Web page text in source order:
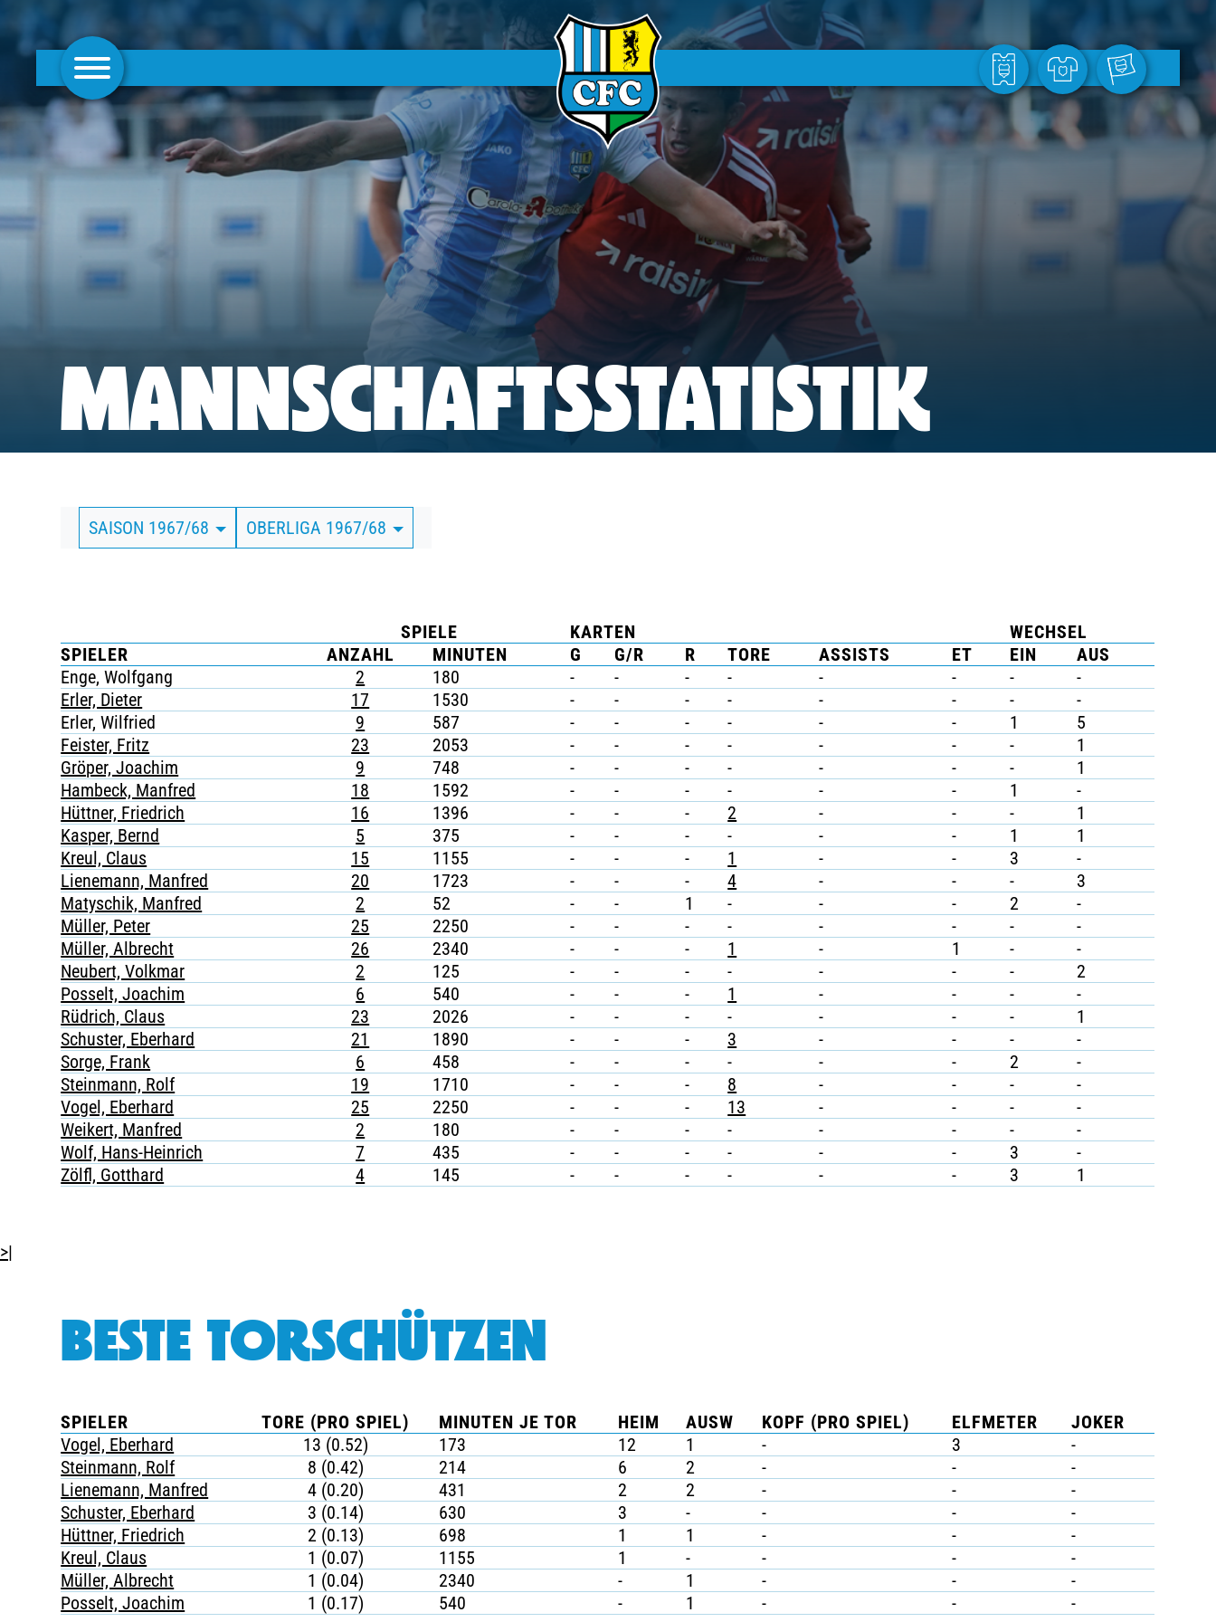
AKTUELLES
FRAUEN
CLUBMITGLIEDSCHAFT
BUSINESS
SÜDKURVE
TICKETING
MANNSCHAFTSSTATISTIK
SAISON 1967/68 OBERLIGA 1967/68
SPIELE KARTEN
WECHSEL
SPIELER
ANZAHL MINUTEN G G/R R TORE ASSISTS ET EIN
AUS
Enge, Wolfgang
2 180 - - - - - - -
-
Erler, Dieter
17 1530 - - - - - - -
-
Erler, Wilfried
9 587 - - - - - - 1
5
Feister, Fritz
23 2053 - - - - - - -
1
Gröper, Joachim
9 748 - - - - - - -
1
Hambeck, Manfred
18 1592 - - - - - - 1
-
Hüttner, Friedrich
16 1396 - - - 2 - - -
1
Kasper, Bernd
5 375 - - - - - - 1
1
Kreul, Claus
15 1155 - - - 1 - - 3
-
Lienemann, Manfred
20 1723 - - - 4 - - -
3
Matyschik, Manfred
2 52 - - 1 - - - 2
-
Müller, Peter
25 2250 - - - - - - -
-
Müller, Albrecht
26 2340 - - - 1 - 1 -
-
Neubert, Volkmar
2 125 - - - - - - -
2
Posselt, Joachim
6 540 - - - 1 - - -
-
Rüdrich, Claus
23 2026 - - - - - - -
1
Schuster, Eberhard
21 1890 - - - 3 - - -
-
Sorge, Frank
6 458 - - - - - - 2
-
Steinmann, Rolf
19 1710 - - - 8 - - -
-
Vogel, Eberhard
25 2250 - - - 13 - - -
-
Weikert, Manfred
2 180 - - - - - - -
-
Wolf, Hans-Heinrich
7 435 - - - - - - 3
-
Zölfl, Gotthard
4 145 - - - - - - 3 1
>|
BESTE TORSCHÜTZEN
SPIELER TORE (PRO SPIEL) MINUTEN JE TOR HEIM AUSW KOPF (PRO SPIEL) ELFMETER
JOKER
Vogel, Eberhard
13 (0.52) 173 12 1 - 3
-
Steinmann, Rolf
8 (0.42) 214 6 2 - -
-
Lienemann, Manfred
4 (0.20) 431 2 2 - -
-
Schuster, Eberhard
3 (0.14) 630 3 - - -
-
Hüttner, Friedrich
2 (0.13) 698 1 1 - -
-
Kreul, Claus
1 (0.07) 1155 1 - - -
-
Müller, Albrecht
1 (0.04) 2340 - 1 - -
-
Posselt, Joachim
1 (0.17) 540 - 1 - - -